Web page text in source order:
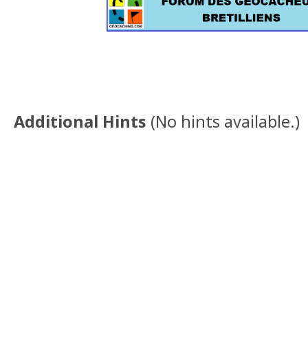
Additional Hints (No hints available.)